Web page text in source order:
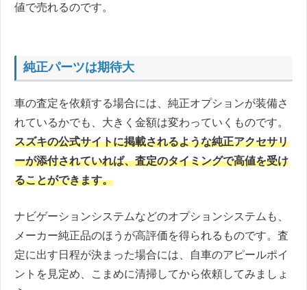
値で売れるのです。
純正パーツは期待大
車の査定を依頼する場合には、純正オプションが装備さ
れているかでも、大きく金額は変わっていくものです。
スズキの公式サイトに掲載されるような純正アクセサリ
ーが添付されていれば、査定のタイミングで高値を受け
ることができます。
ナビゲーションシステムなどのオプションシステムも、
メーカー純正品のほうが高評価を得られるものです。査
定に出す日程が決まった場合には、自車のアピールポイ
ントを見定め、こまめに清掃してから依頼してみましょ